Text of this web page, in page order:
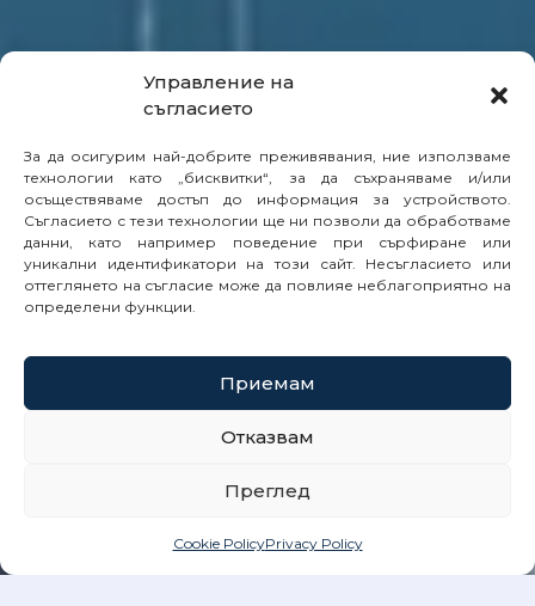
Управление на
съгласието
За да осигурим най-добрите преживявания, ние използваме
технологии като „бисквитки“, за да съхраняваме и/или
осъществяваме достъп до информация за устройството.
Съгласието с тези технологии ще ни позволи да обработваме
данни, като например поведение при сърфиране или
уникални идентификатори на този сайт. Несъгласието или
оттеглянето на съгласие може да повлияе неблагоприятно на
определени функции.
Приемам
Отказвам
Преглед
Cookie PolicyPrivacy Policy